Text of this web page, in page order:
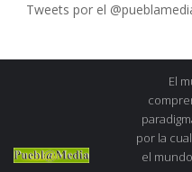
Tweets por el
El
por la
el